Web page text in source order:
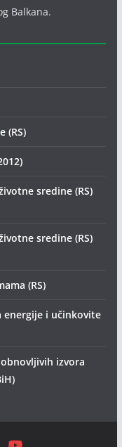
Balkana.
(RS)
sredine (RS)
sredine (RS)
(RS)
i učinkovite
izvora